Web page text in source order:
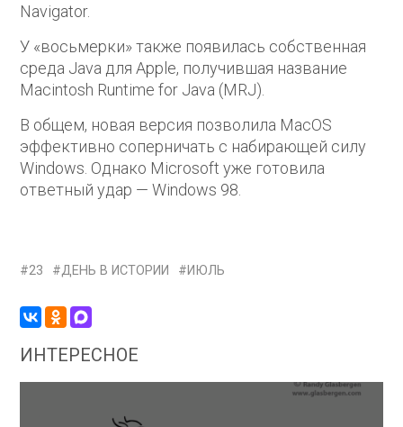
Navigator.
У «восьмерки» также появилась собственная
среда Java для Apple, получившая название
Macintosh Runtime for Java (MRJ).
В общем, новая версия позволила MacOS
эффективно соперничать с набирающей силу
Windows. Однако Microsoft уже готовила
ответный удар — Windows 98.
23 ДЕНЬ В ИСТОРИИ ИЮЛЬ
ИНТЕРЕСНОЕ